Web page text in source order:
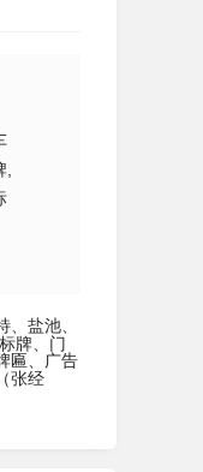
盐池、
牌、门
匾、广告
（张经